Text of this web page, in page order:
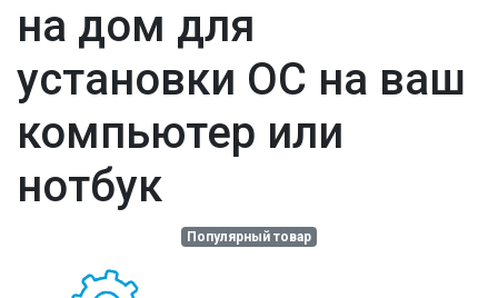
на дом для
установки ОС на ваш
компьютер или
нотбук
Популярный товар